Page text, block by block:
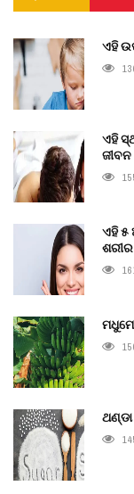
ଏହି
ଏହି
ଜୀବନ
ଏହି ୫
ଶରୀର